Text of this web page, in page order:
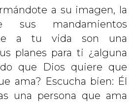
a su imagen, la
sus mandamientos
a tu vida son una
planes para ti ¿alguna
que Dios quiere que
ama? Escucha bien: Él
una persona que ama